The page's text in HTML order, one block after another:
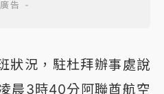
狀況，駐杜拜辦事處說
晨3時40分阿聯酋航空